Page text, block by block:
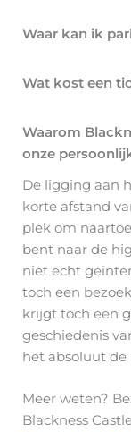
Waar kan ik
Wat kost een
Waarom
onze
De ligging aan
korte afstand
plek om
bent naar de
niet echt
toch een
krijgt toch een
geschiedenis
het absoluut
Meer weten?
Blackness